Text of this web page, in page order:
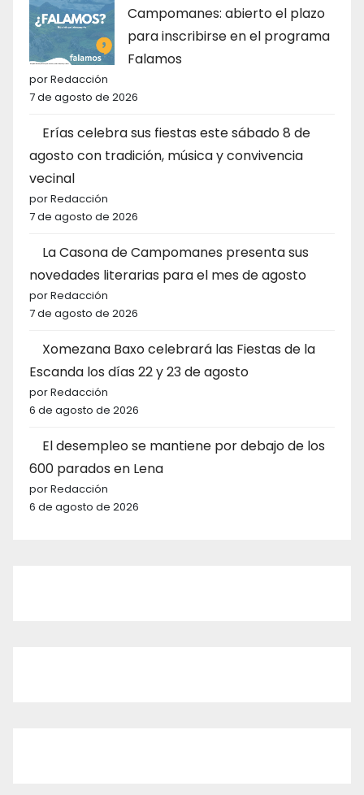
Campomanes: abierto el plazo
para inscribirse en el programa
Falamos
por Redacción
7 de agosto de 2026
Erías celebra sus fiestas este sábado 8 de
agosto con tradición, música y convivencia
vecinal
por Redacción
7 de agosto de 2026
La Casona de Campomanes presenta sus
novedades literarias para el mes de agosto
por Redacción
7 de agosto de 2026
Xomezana Baxo celebrará las Fiestas de la
Escanda los días 22 y 23 de agosto
por Redacción
6 de agosto de 2026
El desempleo se mantiene por debajo de los
600 parados en Lena
por Redacción
6 de agosto de 2026